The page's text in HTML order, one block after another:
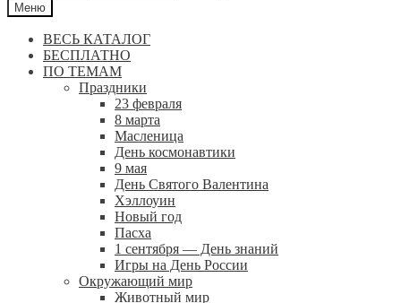
Меню
ВЕСЬ КАТАЛОГ
БЕСПЛАТНО
ПО ТЕМАМ
Праздники
23 февраля
8 марта
Масленица
День космонавтики
9 мая
День Святого Валентина
Хэллоуин
Новый год
Пасха
1 сентября — День знаний
Игры на День России
Окружающий мир
Животный мир